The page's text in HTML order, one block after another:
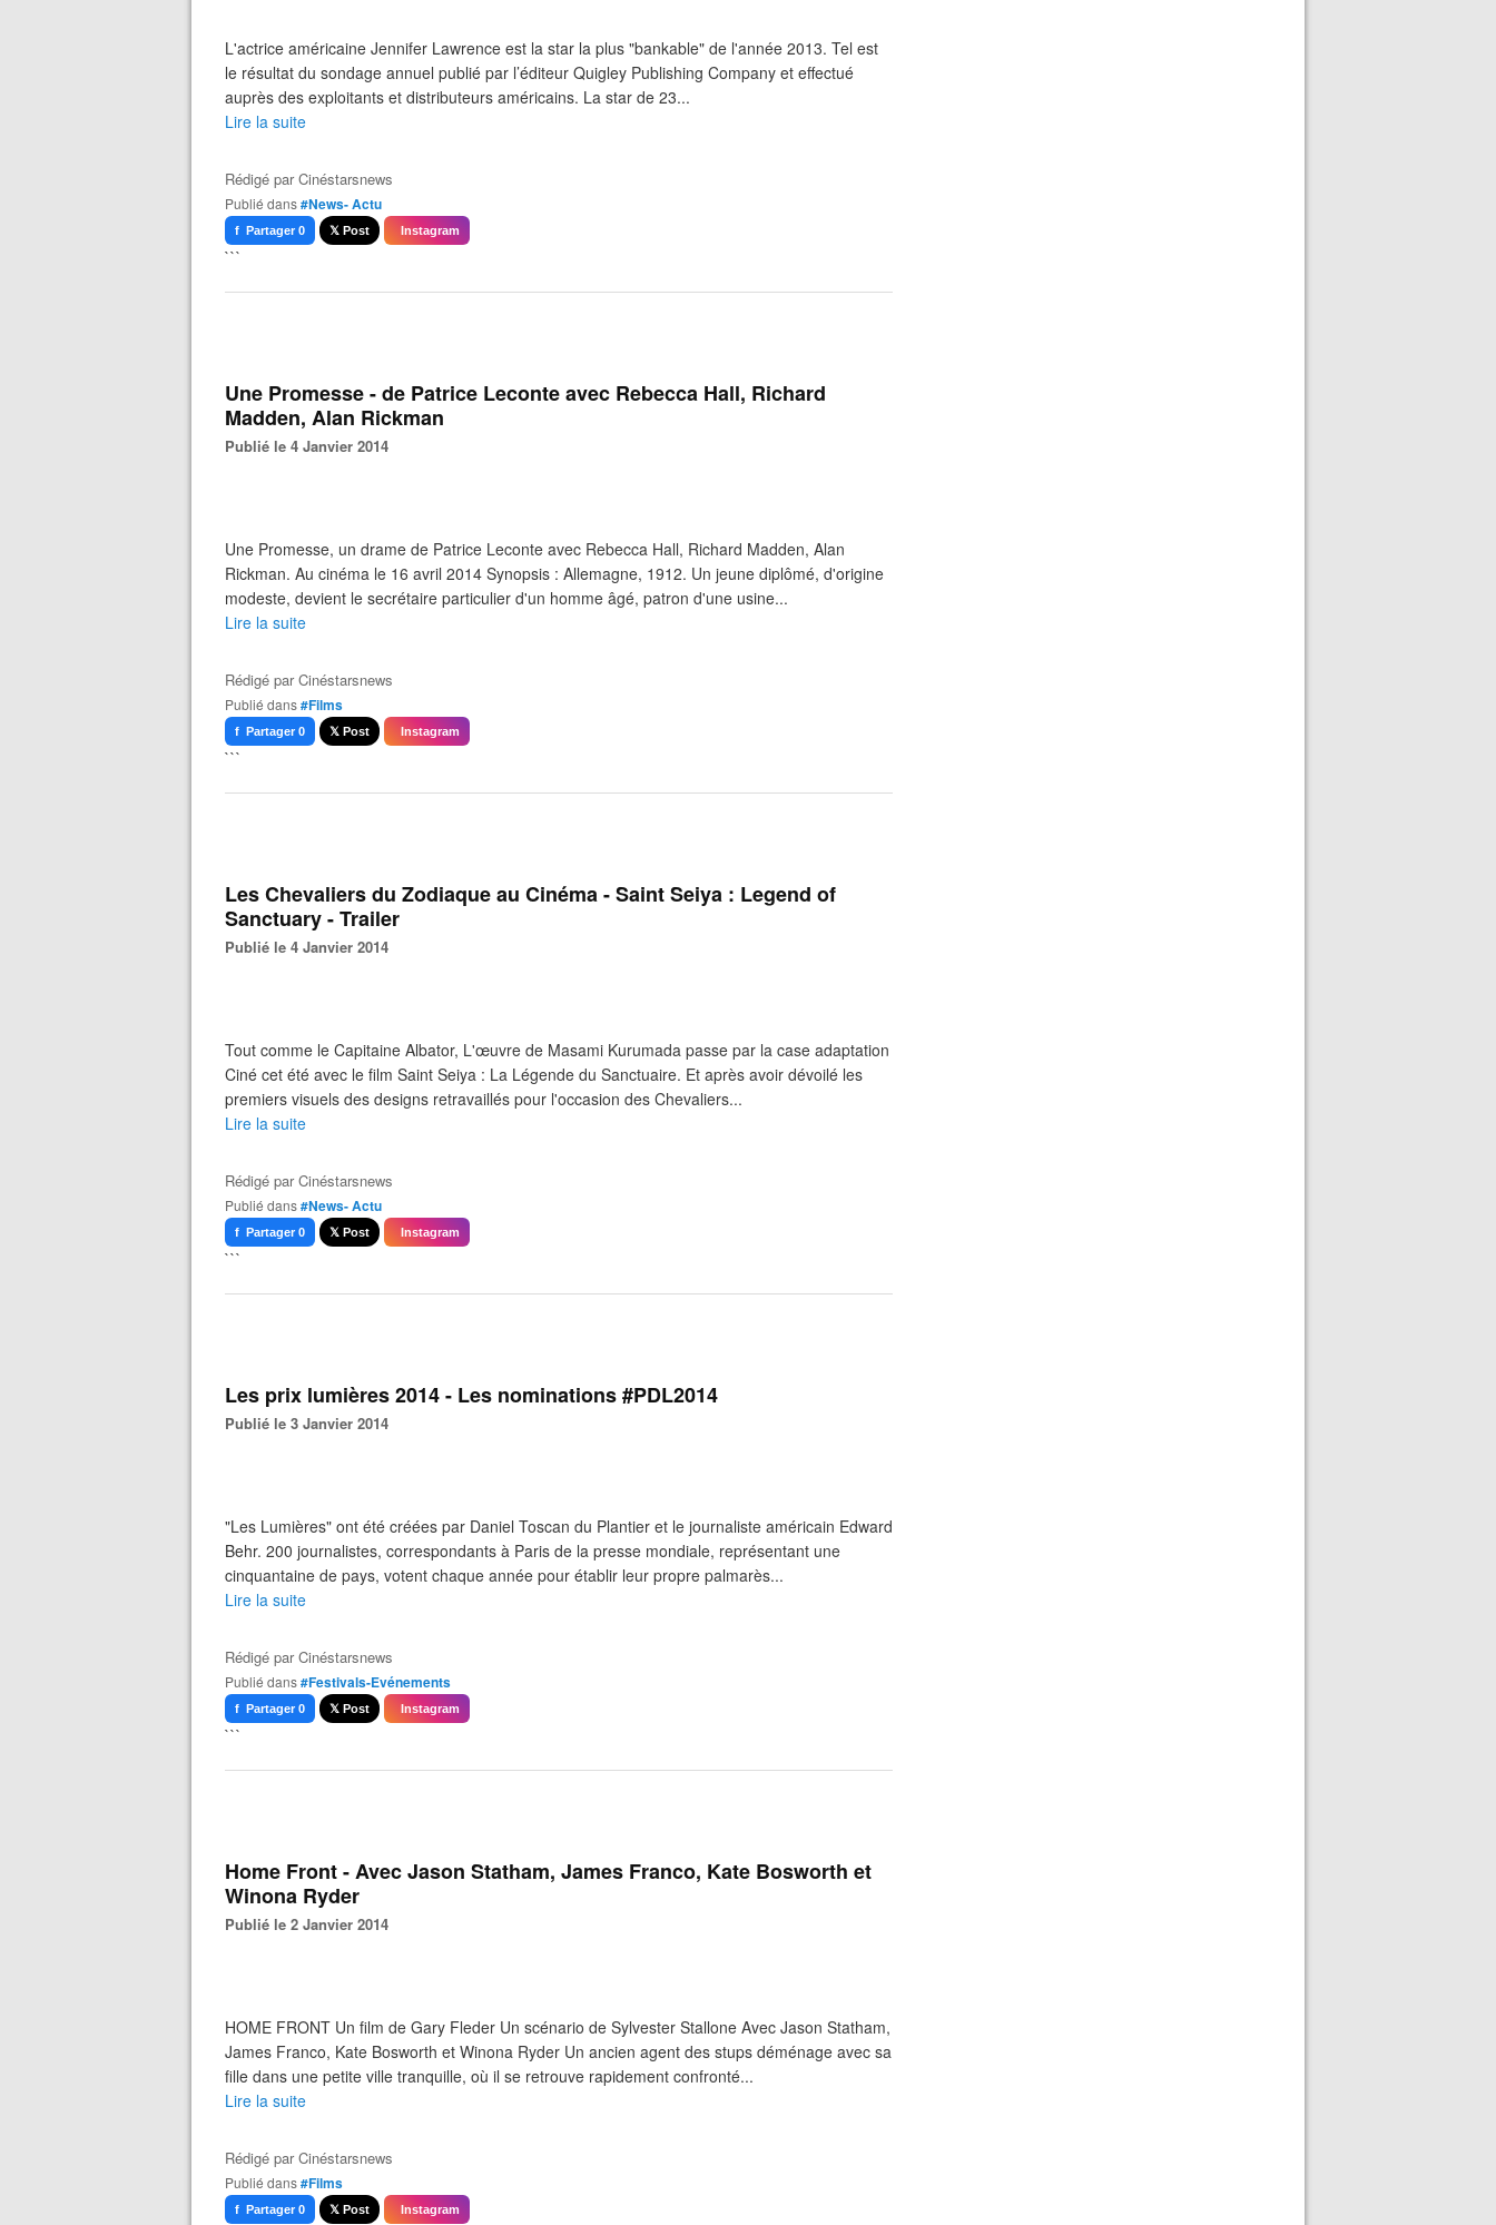
L'actrice américaine Jennifer Lawrence est la star la plus "bankable" de l'année 2013. Tel est
le résultat du sondage annuel publié par l’éditeur Quigley Publishing Company et effectué
auprès des exploitants et distributeurs américains. La star de 23...
Lire la suite
Rédigé parCinéstarsnews
Publié dans#News- Actu
f Partager 0 𝕏 Post Instagram
```
Une Promesse - de Patrice Leconte avec Rebecca Hall, Richard
Madden, Alan Rickman
Publié le 4 Janvier 2014
Une Promesse, un drame de Patrice Leconte avec Rebecca Hall, Richard Madden, Alan
Rickman. Au cinéma le 16 avril 2014 Synopsis : Allemagne, 1912. Un jeune diplômé, d'origine
modeste, devient le secrétaire particulier d'un homme âgé, patron d'une usine...
Lire la suite
Rédigé parCinéstarsnews
Publié dans#Films
f Partager 0 𝕏 Post Instagram
```
Les Chevaliers du Zodiaque au Cinéma - Saint Seiya : Legend of
Sanctuary - Trailer
Publié le 4 Janvier 2014
Tout comme le Capitaine Albator, L'œuvre de Masami Kurumada passe par la case adaptation
Ciné cet été avec le film Saint Seiya : La Légende du Sanctuaire. Et après avoir dévoilé les
premiers visuels des designs retravaillés pour l'occasion des Chevaliers...
Lire la suite
Rédigé parCinéstarsnews
Publié dans#News- Actu
f Partager 0 𝕏 Post Instagram
```
Les prix lumières 2014 - Les nominations #PDL2014
Publié le 3 Janvier 2014
"Les Lumières" ont été créées par Daniel Toscan du Plantier et le journaliste américain Edward
Behr. 200 journalistes, correspondants à Paris de la presse mondiale, représentant une
cinquantaine de pays, votent chaque année pour établir leur propre palmarès...
Lire la suite
Rédigé parCinéstarsnews
Publié dans#Festivals-Evénements
f Partager 0 𝕏 Post Instagram
```
Home Front - Avec Jason Statham, James Franco, Kate Bosworth et
Winona Ryder
Publié le 2 Janvier 2014
HOME FRONT Un film de Gary Fleder Un scénario de Sylvester Stallone Avec Jason Statham,
James Franco, Kate Bosworth et Winona Ryder Un ancien agent des stups déménage avec sa
fille dans une petite ville tranquille, où il se retrouve rapidement confronté...
Lire la suite
Rédigé parCinéstarsnews
Publié dans#Films
f Partager 0 𝕏 Post Instagram